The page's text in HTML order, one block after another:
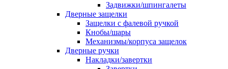
Задвижки/шпингалеты
Дверные защелки
Защелки с фалевой ручкой
Кнобы/шары
Механизмы/корпуса защелок
Дверные ручки
Накладки/завертки